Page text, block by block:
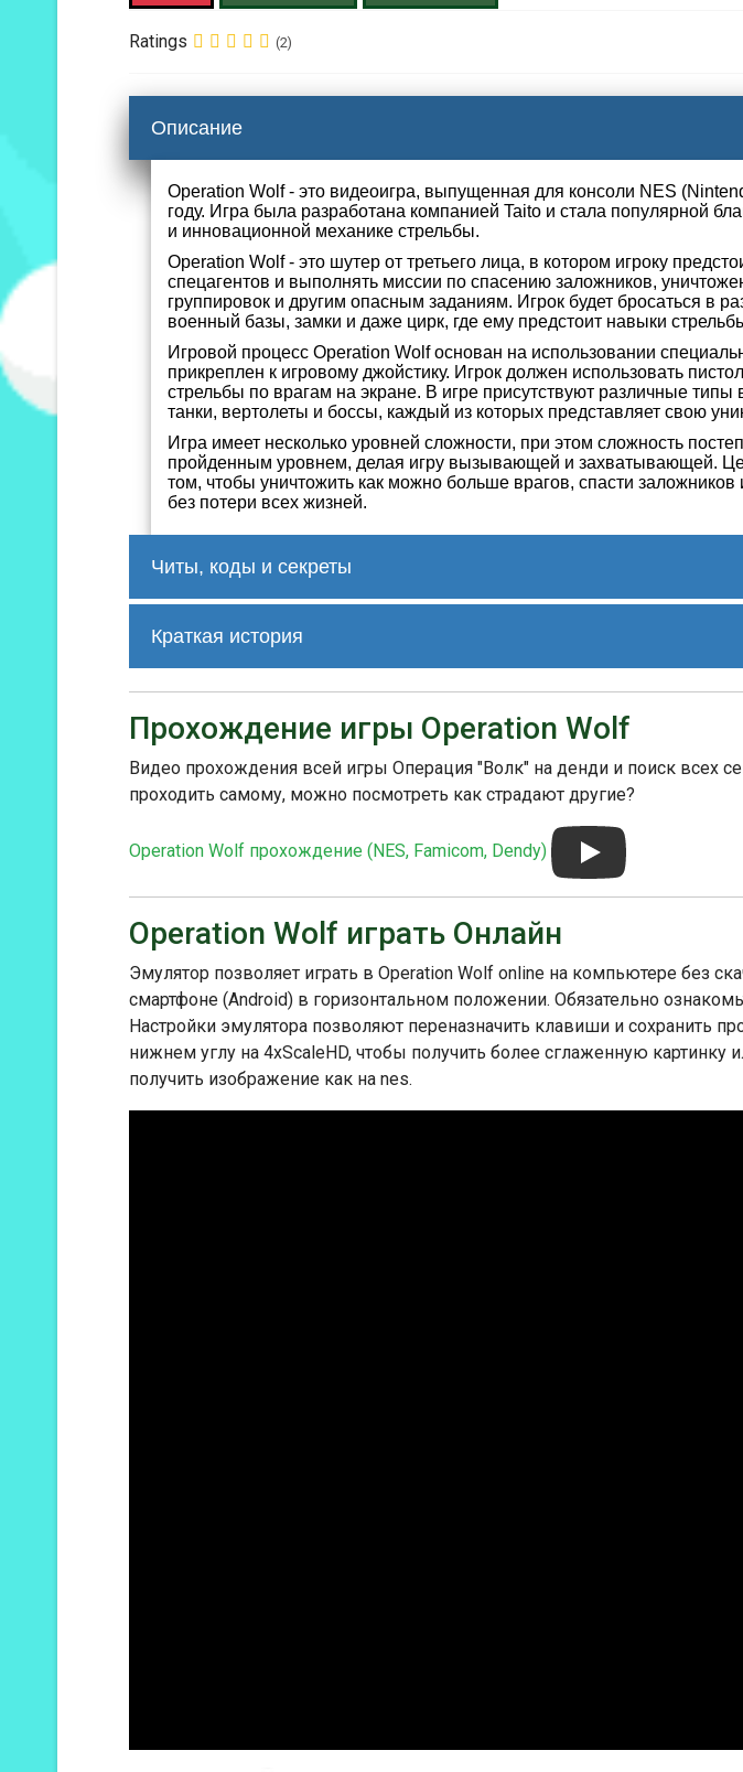
Ratings (2)
Описание
Operation Wolf - это видеоигра, выпущенная для консоли NES
году. Игра была разработана компанией Taito и стала популярной
и инновационной механике стрельбы.
Operation Wolf - это шутер от третьего лица, в котором игроку
спецагентов и выполнять миссии по спасению заложников,
группировок и другим опасным заданиям. Игрок будет бросаться в
военный базы, замки и даже цирк, где ему предстоит навыки
Игровой процесс Operation Wolf основан на использовании
прикреплен к игровому джойстику. Игрок должен использовать
стрельбы по врагам на экране. В игре присутствуют различные типы
танки, вертолеты и боссы, каждый из которых представляет свою
Игра имеет несколько уровней сложности, при этом сложность
пройденным уровнем, делая игру вызывающей и захватывающей.
том, чтобы уничтожить как можно больше врагов, спасти заложников
без потери всех жизней.
Читы, коды и секреты
Краткая история
несколько портов на другие игровые платформы, такие как
Commodore 64 и другие.
Operation Wolf стала одной из самых известных и популярных игр
остается одной из классических видеоигр, которую многие игроки
Прохождение игры Operation Wolf
Видео прохождения всей игры Операция "Волк" на денди и поиск всех
проходить самому, можно посмотреть как страдают другие?
Operation Wolf прохождение (NES, Famicom, Dendy)
Operation Wolf играть Онлайн
Эмулятор позволяет играть в Operation Wolf online на компьютере без
смартфоне (Android) в горизонтальном положении. Обязательно
Настройки эмулятора позволяют переназначить клавиши и сохранить
нижнем углу на 4xScaleHD, чтобы получить более сглаженную картинку
получить изображение как на nes.